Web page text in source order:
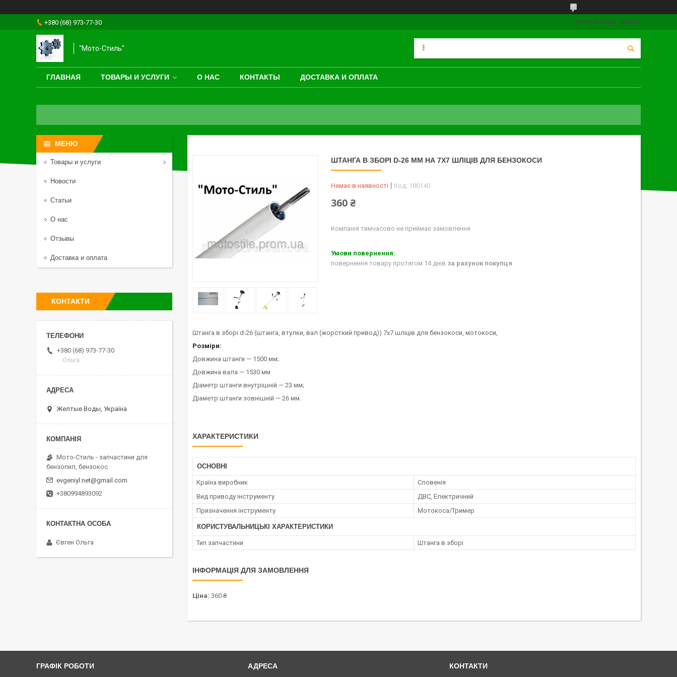
+380 (68) 973-77-30 Желтые Воды, Україна
"Мото-Стиль"
ГЛАВНАЯ ТОВАРЫ И УСЛУГИ О НАС КОНТАКТЫ ДОСТАВКА И ОПЛАТА
ШТАНГА В ЗБОРІ D-26 MM НА 7Х7 ШЛІЦІВ ДЛЯ БЕНЗОКОСИ
Немає в наявності Код: 180140
360 ₴
Компанія тимчасово не приймає замовлення
повернення товару протягом 14 днів за рахунок покупця
Штанга в зборі d-26 (штанга, втулки, вал (жорсткий привод)) 7х7 шліців для бензокоси, мотокоси,
Розміри:
Довжина штанги — 1500 мм;
Довжина вала — 1530 мм
Діаметр штанги внутрішній — 23 мм;
Діаметр штанги зовнішній — 26 мм.
ХАРАКТЕРИСТИКИ
ОСНОВНІ
Країна виробник
Словенія
Вид приводу інструменту
ДВС, Електричний
Призначення інструменту
Мотокоса/Тример
КОРИСТУВАЛЬНИЦЬКІ ХАРАКТЕРИСТИКИ
Тип запчастини Штанга в зборі
ІНФОРМАЦІЯ ДЛЯ ЗАМОВЛЕННЯ
Ціна: 360 ₴
Товары и услуги
Новости
Статьи
О нас
Отзывы
Доставка и оплата
КОНТАКТИ
+380 (68) 973-77-30
Ольга
Желтые Воды, Україна
Мото-Стиль - запчастини для
бензопил, бензокос
evgeniyl.net@gmail.com
+380994893092
Євген Ольга
ГРАФІК РОБОТИ